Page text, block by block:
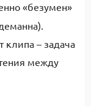
«безумен»
клипа – задача
между